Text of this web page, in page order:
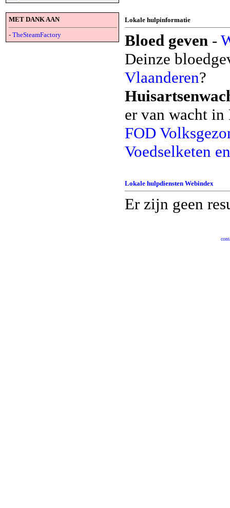
MET DANK AAN
- TheSteamFactory
Lokale hulpinformatie
Bloed geven -
Deinze
Vlaanderen?
er van wacht
FOD
Voedselketen
Lokale hulpdiensten Webindex
Er zijn geen